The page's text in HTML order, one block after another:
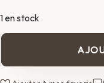
1 en stock
de
Escarpins